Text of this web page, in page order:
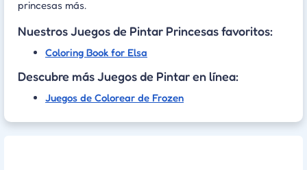
princesas más.
Nuestros Juegos de Pintar Princesas favoritos:
Coloring Book for Elsa
Descubre más Juegos de Pintar en línea:
Juegos de Colorear de Frozen